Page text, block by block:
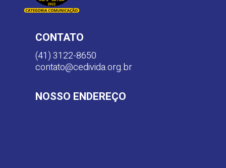
CONTATO
(41) 3122-8650
contato@cedivida.org.br
NOSSO ENDEREÇO